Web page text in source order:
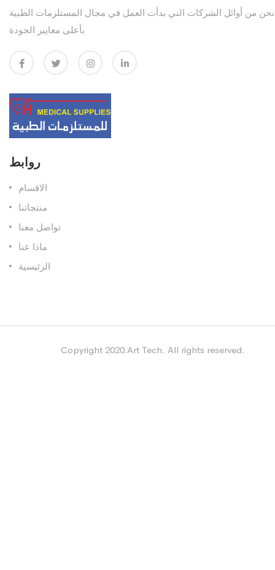
نحن من أوائل الشركات التي بدأت العمل في مجال المستلزمات الطبية
بأعلى معايير الجودة
روابط
الاقسام
منتجاتنا
تواصل معنا
ماذا عنا
الرئيسية
Copyright 2020.Art Tech. All rights reserved.